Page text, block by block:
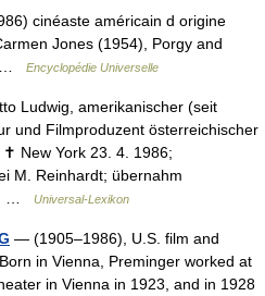
cinéaste américain d origine
Jones (1954), Porgy and
…
Encyclopédie Universelle
Ludwig, amerikanischer (seit
und Filmproduzent österreichischer
New York 23. 4. 1986;
M. Reinhardt; übernahm
…
Universal-Lexikon
— (1905–1986), U.S. film and
in Vienna, Preminger worked at
in Vienna in 1923, and in 1928